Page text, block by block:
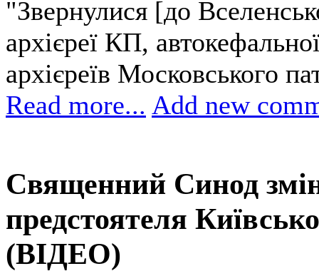
"Звернулися [до
архієреї КП,
архієреїв Московського
Read more... Add new
Священний Синод
предстоятеля
(ВІДЕО)